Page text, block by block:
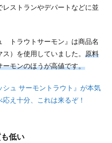
ストランやデパートなどに並
トラウトサーモン』は商品名
）を使用していました。 原料
ーモンのほうが高値です。
ュ サーモントラウト』が本気
え十分、これは来るぞ！
低い